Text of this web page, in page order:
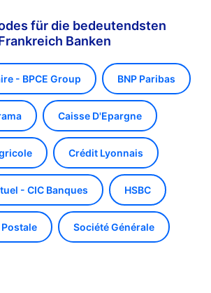
für die bedeutendsten
Banken
- BPCE Group BNP Paribas
Caisse D'Epargne
Crédit Lyonnais
- CIC Banques HSBC
Postale Société Générale